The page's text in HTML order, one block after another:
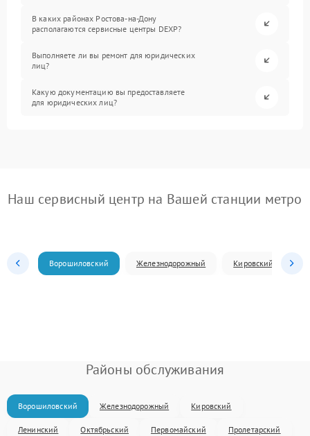
В каких районах Ростова-на-Дону
располагаются сервисные центры DEXP?
Выполняете ли вы ремонт для юридических
лиц?
Какую документацию вы предоставляете
для юридических лиц?
Наш сервисный центр на Вашей станции метро
Ворошиловский Железнодорожный Кировский
Районы обслуживания
Ворошиловский Железнодорожный Кировский
Ленинский Октябрьский Первомайский Пролетарский